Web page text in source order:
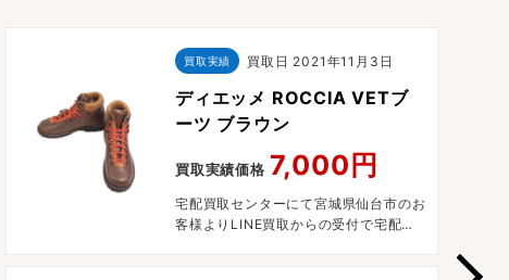
買取実績 買取日 2021年11月3日
ディエッメ ROCCIA VETブ
ーツ ブラウン
買取実績価格 7,000円
宅配買取センターにて宮城県仙台市のお
客様よりLINE買取からの受付で宅配買